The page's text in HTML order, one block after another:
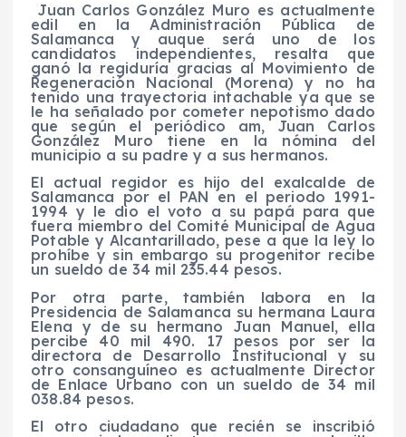
Juan Carlos González Muro es actualmente
edil en la Administración Pública de
Salamanca y auque será uno de los
candidatos independientes, resalta que
ganó la regiduría gracias al Movimiento de
Regeneración Nacional (Morena) y no ha
tenido una trayectoria intachable ya que se
le ha señalado por cometer nepotismo dado
que según el periódico am, Juan Carlos
González Muro tiene en la nómina del
municipio a su padre y a sus hermanos.
El actual regidor es hijo del exalcalde de
Salamanca por el PAN en el periodo 1991-
1994 y le dio el voto a su papá para que
fuera miembro del Comité Municipal de Agua
Potable y Alcantarillado, pese a que la ley lo
prohíbe y sin embargo su progenitor recibe
un sueldo de 34 mil 235.44 pesos.
Por otra parte, también labora en la
Presidencia de Salamanca su hermana Laura
Elena y de su hermano Juan Manuel, ella
percibe 40 mil 490. 17 pesos por ser la
directora de Desarrollo Institucional y su
otro consanguíneo es actualmente Director
de Enlace Urbano con un sueldo de 34 mil
038.84 pesos.
El otro ciudadano que recién se inscribió